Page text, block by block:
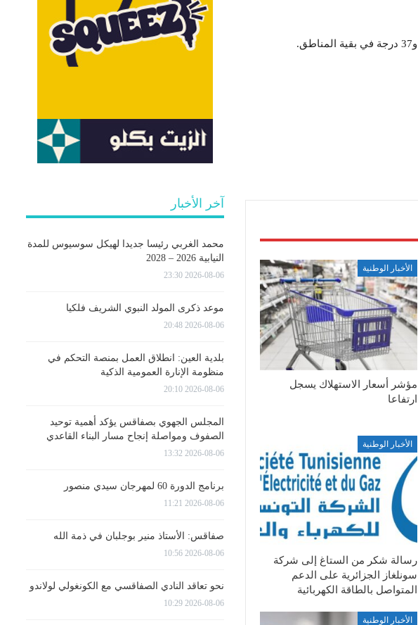
الأخبار الوطنية
مؤشر أسعار الاستهلاك يسجل
ارتفاعا
الأخبار الوطنية
رسالة شكر من الستاغ إلى شركة
سونلغاز الجزائرية على الدعم
المتواصل بالطاقة الكهربائية
الأخبار الوطنية
آخر الأخبار
محمد الغربي رئيسا جديدا لهيكل سوسيوس للمدة
النيابية 2026 – 2028
2026-08-06 23:30
موعد ذكرى المولد النبوي الشريف فلكيا
2026-08-06 20:48
بلدية العين: انطلاق العمل بمنصة التحكم في
منظومة الإنارة العمومية الذكية
2026-08-06 20:10
المجلس الجهوي بصفاقس يؤكد أهمية توحيد
الصفوف ومواصلة إنجاح مسار البناء القاعدي
2026-08-06 13:32
برنامج الدورة 60 لمهرجان سيدي منصور
2026-08-06 11:21
صفاقس: الأستاذ منير بوجلبان في ذمة الله
2026-08-06 10:56
نحو تعاقد النادي الصفاقسي مع الكونغولي لولاندو
2026-08-06 10:29